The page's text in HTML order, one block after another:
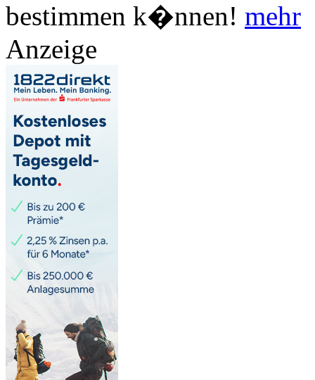
bestimmen k�nnen! mehr
Anzeige